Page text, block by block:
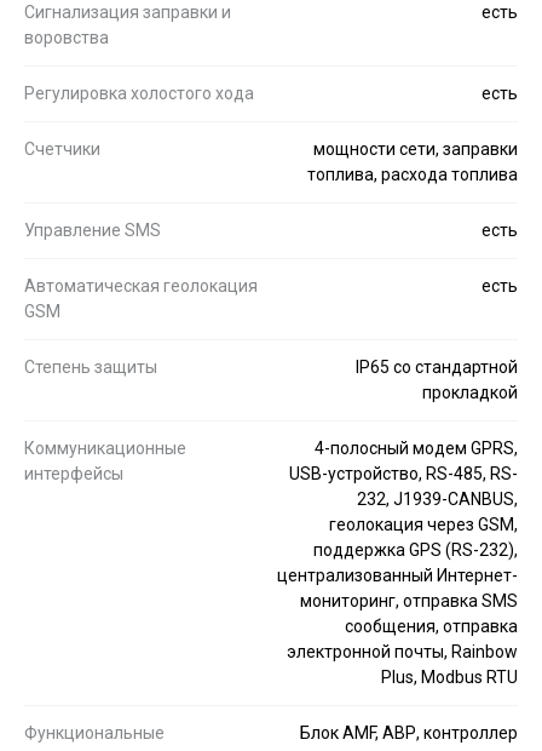
Сигнализация заправки и
воровства
есть
Регулировка холостого хода есть
Счетчики
мощности сети, заправки
топлива, расхода топлива
Управление SMS есть
Автоматическая геолокация
GSM
есть
Степень защиты
IP65 со стандартной
прокладкой
Коммуникационные
интерфейсы
4-полосный модем GPRS,
USB-устройство, RS-485, RS-
232, J1939-CANBUS,
геолокация через GSM,
поддержка GPS (RS-232),
централизованный Интернет-
мониторинг, отправка SMS
сообщения, отправка
электронной почты, Rainbow
Plus, Modbus RTU
Функциональные
Блок AMF, АВР, контроллер